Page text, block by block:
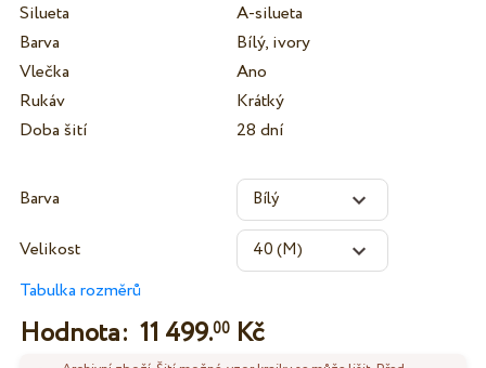
Silueta
A-silueta
Barva
Bílý, ivory
Vlečka
Ano
Rukáv
Krátký
Doba šití
28 dní
Barva
Velikost
Tabulka rozměrů
Hodnota: 11 499.00Kč